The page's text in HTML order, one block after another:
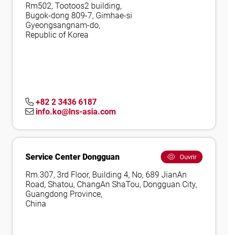
Rm502, Tootoos2 building,
Bugok-dong 809-7, Gimhae-si
Gyeongsangnam-do,
Republic of Korea
+82 2 3436 6187
info.ko@lns-asia.com
Service Center Dongguan Ouvrir
Rm.307, 3rd Floor, Building 4, No, 689 JianAn
Road, Shatou, ChangAn ShaTou, Dongguan City,
Guangdong Province,
China